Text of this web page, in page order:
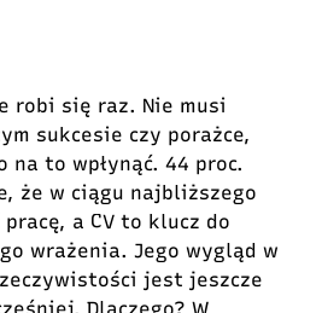
robi się raz. Nie musi
sukcesie czy porażce,
na to wpłynąć. 44 proc.
że w ciągu najbliższego
a CV to klucz do
wrażenia. Jego wygląd w
jest jeszcze